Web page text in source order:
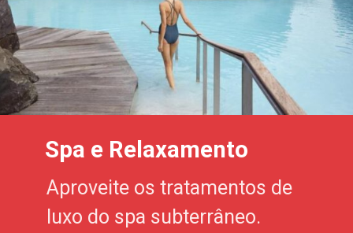
Aproveite os tratamentos de
luxo do spa subterrâneo.
Spa e Relaxamento